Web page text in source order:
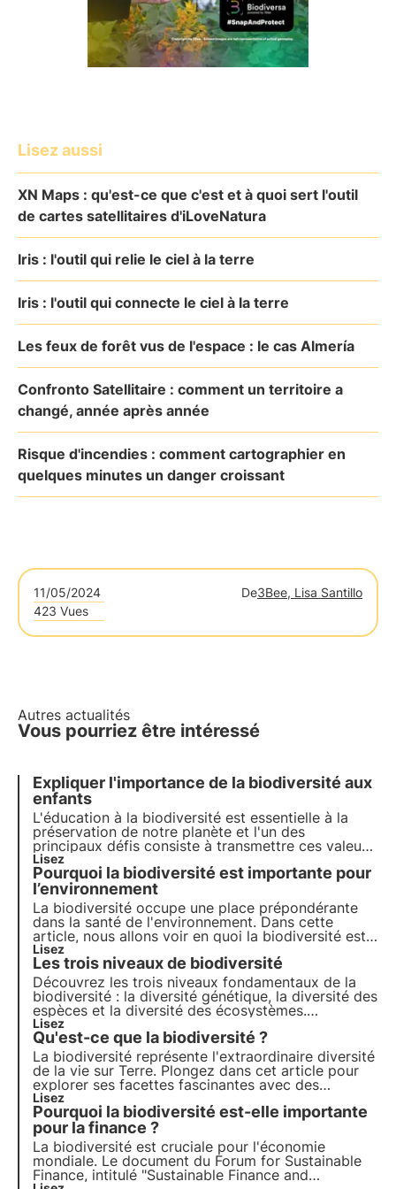
Lisez aussi
XN Maps : qu'est-ce que c'est et à quoi sert l'outil
de cartes satellitaires d'iLoveNatura
Iris : l'outil qui relie le ciel à la terre
Iris : l'outil qui connecte le ciel à la terre
Les feux de forêt vus de l'espace : le cas Almería
Confronto Satellitaire : comment un territoire a
changé, année après année
Risque d'incendies : comment cartographier en
quelques minutes un danger croissant
11/05/2024 De3Bee, Lisa Santillo
423 Vues
Autres actualités
Vous pourriez être intéressé
Expliquer l'importance de la biodiversité aux
enfants
L'éducation à la biodiversité est essentielle à la
préservation de notre planète et l'un des
principaux défis consiste à transmettre ces valeurs
aux enfants. Leur expliquer l'importance de la
biodiversité est essentiel pour former les futurs
gardiens de la nature. Découvrons comment y
parvenir.
Lisez
Pourquoi la biodiversité est importante pour
l’environnement
La biodiversité occupe une place prépondérante
dans la santé de l'environnement. Dans cette
article, nous allons voir en quoi la biodiversité est
indispensable pour l'environnement et donc
inévitablement pour les êtres humains.
Lisez
Les trois niveaux de biodiversité
Découvrez les trois niveaux fondamentaux de la
biodiversité : la diversité génétique, la diversité des
espèces et la diversité des écosystèmes.
Découvrez dans cet article l'importance de chaque
niveau et comment la conservation de la
biodiversité est cruciale pour notre planète.
Lisez
Qu'est-ce que la biodiversité ?
La biodiversité représente l'extraordinaire diversité
de la vie sur Terre. Plongez dans cet article pour
explorer ses facettes fascinantes avec des
exemples concrets et découvrez pourquoi elle est
si importante.
Lisez
Pourquoi la biodiversité est-elle importante
pour la finance ?
La biodiversité est cruciale pour l'économie
mondiale. Le document du Forum for Sustainable
Finance, intitulé "Sustainable Finance and